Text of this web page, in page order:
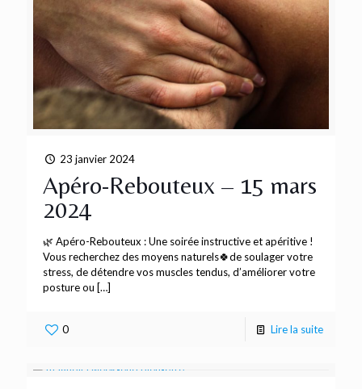
23 janvier 2024
Apéro-Rebouteux – 15 mars
2024
🌿 Apéro-Rebouteux : Une soirée instructive et apéritive !
Vous recherchez des moyens naturels🍀de soulager votre
stress, de détendre vos muscles tendus, d’améliorer votre
posture ou […]
0 Lire la suite